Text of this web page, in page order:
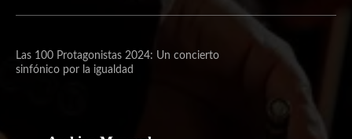
Las 100 Protagonistas 2024: Un concierto
sinfónico por la igualdad